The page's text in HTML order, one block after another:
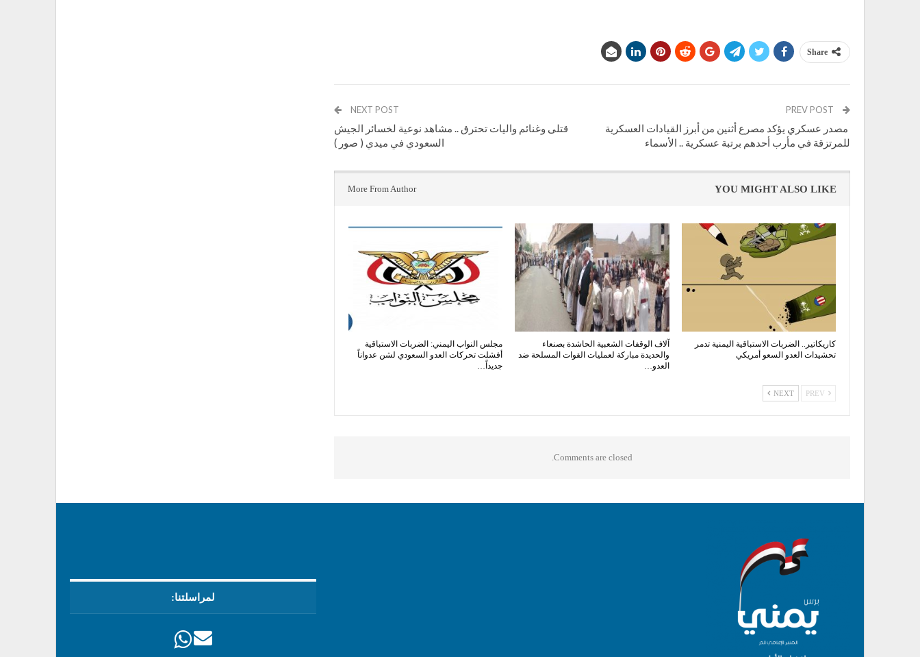
Share
مصدر عسكري يؤكد مصرع أثنين من أبرز القيادات العسكرية
للمرتزقة في مأرب أحدهم برتبة عسكرية .. الأسماء
NEXT POST
قتلى وغنائم واليات تحترق .. مشاهد نوعية لخسائر الجيش
السعودي في ميدي ( صور )
YOU MIGHT ALSO LIKE
More From Author
كاريكاتير.. الضربات الاستباقية اليمنية تدمر
تحشيدات العدو السعو أمريكي
آلاف الوقفات الشعبية الحاشدة بصنعاء
والحديدة مباركة لعمليات القوات المسلحة ضد
العدو…
مجلس النواب اليمني: الضربات الاستباقية
أفشلت تحركات العدو السعودي لشن عدواناً
جديداً…
NEXT
Comments are closed.
لمراسلتنا: